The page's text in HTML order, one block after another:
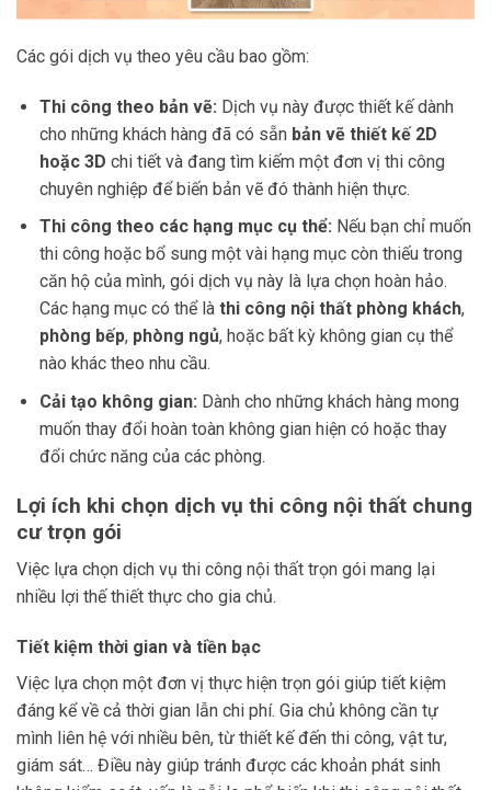
Các gói dịch vụ theo yêu cầu bao gồm:
Thi công theo bản vẽ: Dịch vụ này được thiết kế dành
cho những khách hàng đã có sẵn bản vẽ thiết kế 2D
hoặc 3D chi tiết và đang tìm kiếm một đơn vị thi công
chuyên nghiệp để biến bản vẽ đó thành hiện thực.
Thi công theo các hạng mục cụ thể: Nếu bạn chỉ muốn
thi công hoặc bổ sung một vài hạng mục còn thiếu trong
căn hộ của mình, gói dịch vụ này là lựa chọn hoàn hảo.
Các hạng mục có thể là thi công nội thất phòng khách,
phòng bếp, phòng ngủ, hoặc bất kỳ không gian cụ thể
nào khác theo nhu cầu.
Cải tạo không gian: Dành cho những khách hàng mong
muốn thay đổi hoàn toàn không gian hiện có hoặc thay
đổi chức năng của các phòng.
Lợi ích khi chọn dịch vụ thi công nội thất chung
cư trọn gói
Việc lựa chọn dịch vụ thi công nội thất trọn gói mang lại
nhiều lợi thế thiết thực cho gia chủ.
Tiết kiệm thời gian và tiền bạc
Việc lựa chọn một đơn vị thực hiện trọn gói giúp tiết kiệm
đáng kể về cả thời gian lẫn chi phí. Gia chủ không cần tự
mình liên hệ với nhiều bên, từ thiết kế đến thi công, vật tư,
giám sát… Điều này giúp tránh được các khoản phát sinh